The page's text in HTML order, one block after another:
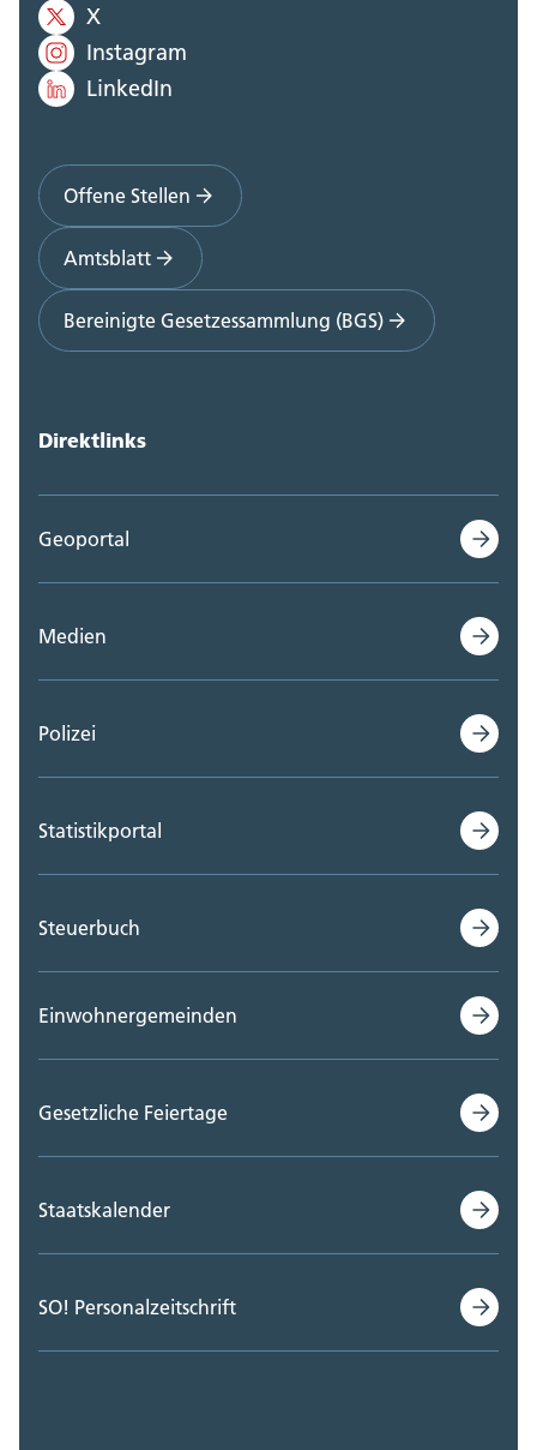
X
Instagram
LinkedIn
Offene Stellen
Amtsblatt
Bereinigte Gesetzessammlung (BGS)
Direktlinks
Geoportal
Medien
Polizei
Statistikportal
Steuerbuch
Einwohnergemeinden
Gesetzliche Feiertage
Staatskalender
SO! Personalzeitschrift